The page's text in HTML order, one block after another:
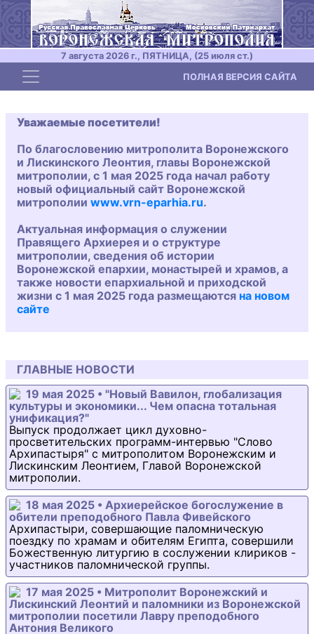
7 августа 2026 г., ПЯТНИЦА, (25 июля ст.)
Toggle navigation ПОЛНАЯ ВЕРСИЯ САЙТА
Уважаемые посетители!
По благословению митрополита Воронежского
и Лискинского Леонтия, главы Воронежской
митрополии, с 1 мая 2025 года начал работу
новый официальный сайт Воронежской
митрополии www.vrn-eparhia.ru.
Актуальная информация о служении
Правящего Архиерея и о структуре
митрополии, сведения об истории
Воронежской епархии, монастырей и храмов, а
также новости епархиальной и приходской
жизни с 1 мая 2025 года размещаются на новом
сайте
ГЛАВНЫЕ НОВОСТИ
19 мая 2025 • "Новый Вавилон, глобализация
культуры и экономики... Чем опасна тотальная
унификация?"
Выпуск продолжает цикл духовно-
просветительских программ-интервью "Слово
Архипастыря" с митрополитом Воронежским и
Лискинским Леонтием, Главой Воронежской
митрополии.
18 мая 2025 • Архиерейское богослужение в
обители преподобного Павла Фивейского
Архипастыри, совершающие паломническую
поездку по храмам и обителям Египта, совершили
Божественную литургию в сослужении клириков -
участников паломнической группы.
17 мая 2025 • Митрополит Воронежский и
Лискинский Леонтий и паломники из Воронежской
митрополии посетили Лавру преподобного
Антония Великого